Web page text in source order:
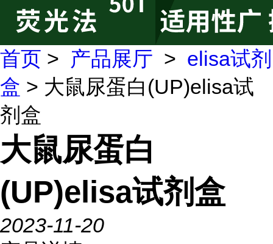
首页 > 产品展厅 > elisa试剂
盒 > 大鼠尿蛋白(UP)elisa试
剂盒
大鼠尿蛋白
(UP)elisa试剂盒
2023-11-20